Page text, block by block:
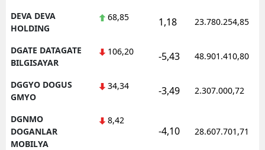
DEVA DEVA
HOLDING
68,85 1,18 23.780.254,85
DGATE DATAGATE
BILGISAYAR
106,20 -5,43 48.901.410,80
DGGYO DOGUS
GMYO
34,34 -3,49 2.307.000,72
DGNMO
DOGANLAR
MOBILYA
8,42
-4,10 28.607.701,71